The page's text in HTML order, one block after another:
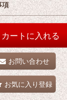
項
カートに入れる
お問い合わせ
お気に入り登録